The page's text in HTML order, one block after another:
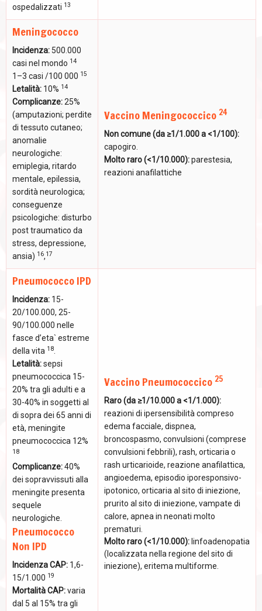
ospedalizzati 13
Meningococco
Incidenza: 500.000
casi nel mondo 14
1–3 casi /100 000 15
Letalità: 10% 14
Complicanze:25%
(amputazioni; perdite
di tessuto cutaneo;
anomalie
neurologiche:
emiplegia, ritardo
mentale, epilessia,
sordità neurologica;
conseguenze
psicologiche: disturbo
post traumatico da
stress, depressione,
ansia) 16,17
Vaccino Meningococcico 24
Non comune (da ≥1/1.000 a <1/100):
capogiro.
Molto raro (<1/10.000):parestesia,
reazioni anafilattiche
Pneumococco IPD
Incidenza: 15-
20/100.000, 25-
90/100.000 nelle
fasce d’eta` estreme
della vita 18
Letalità:sepsi
pneumococcica 15-
20% tra gli adulti e a
30-40% in soggetti al
di sopra dei 65 anni di
età, meningite
pneumococcica 12%
18
Complicanze:40%
dei sopravvissuti alla
meningite presenta
sequele
neurologiche.
Pneumococco
Non IPD
Incidenza CAP: 1,6-
15/1.000 19
Mortalità CAP:varia
dal 5 al 15% tra gli
Vaccino Pneumococcico 25
Raro (da ≥1/10.000 a <1/1.000):
reazioni di ipersensibilità compreso
edema facciale, dispnea,
broncospasmo, convulsioni (comprese
convulsioni febbrili), rash, orticaria o
rash urticarioide, reazione anafilattica,
angioedema, episodio iporesponsivo-
ipotonico, orticaria al sito di iniezione,
prurito al sito di iniezione, vampate di
calore, apnea in neonati molto
prematuri.
Molto raro (<1/10.000): linfoadenopatia
(localizzata nella regione del sito di
iniezione), eritema multiforme.